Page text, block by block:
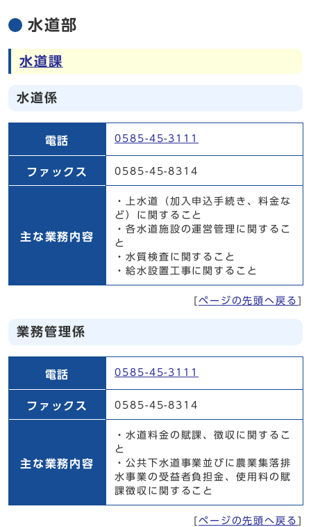
水道部
水道課
水道係
電話
0585-45-3111
ファックス 0585-45-8314
主な業務内容
・上水道（加入申込手続き、料金な
ど）に関すること
・各水道施設の運営管理に関するこ
と
・水質検査に関すること
・給水設置工事に関すること
ページの先頭へ戻る
業務管理係
電話
0585-45-3111
ファックス 0585-45-8314
主な業務内容
・水道料金の賦課、徴収に関するこ
と
・公共下水道事業並びに農業集落排
水事業の受益者負担金、使用料の賦
課徴収に関すること
ページの先頭へ戻る